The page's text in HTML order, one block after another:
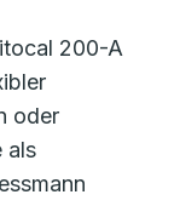
200-A
oder
als